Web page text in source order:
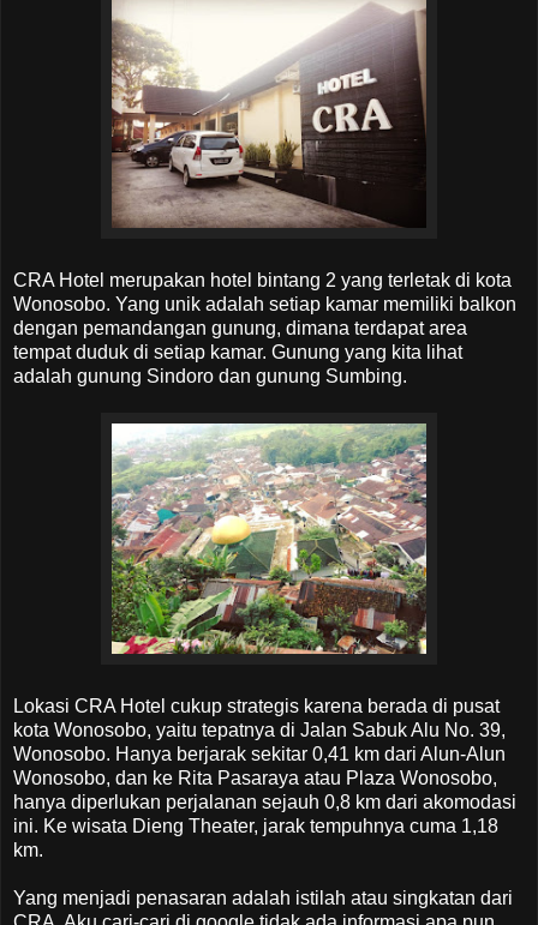
CRA Hotel merupakan hotel bintang 2 yang terletak di kota
Wonosobo. Yang unik adalah setiap kamar memiliki balkon
dengan pemandangan gunung, dimana terdapat area
tempat duduk di setiap kamar. Gunung yang kita lihat
adalah gunung Sindoro dan gunung Sumbing.
Lokasi CRA Hotel cukup strategis karena berada di pusat
kota Wonosobo, yaitu tepatnya di Jalan Sabuk Alu No. 39,
Wonosobo. Hanya berjarak sekitar 0,41 km dari Alun-Alun
Wonosobo, dan ke Rita Pasaraya atau Plaza Wonosobo,
hanya diperlukan perjalanan sejauh 0,8 km dari akomodasi
ini. Ke wisata Dieng Theater, jarak tempuhnya cuma 1,18
km.
Yang menjadi penasaran adalah istilah atau singkatan dari